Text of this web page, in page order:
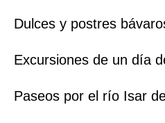
Dulces y postres
Excursiones de un día
Paseos por el río Isar